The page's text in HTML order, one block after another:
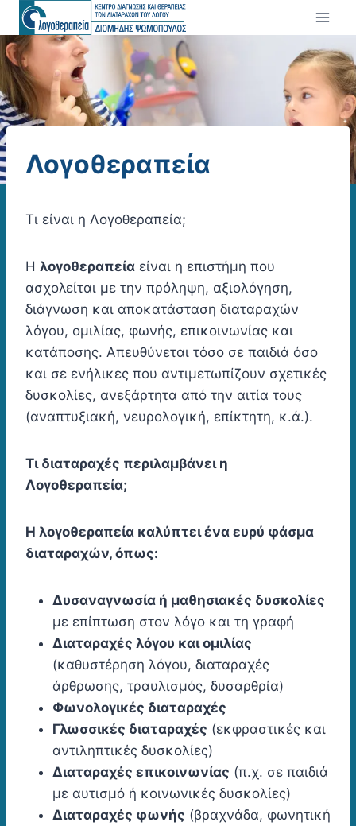
Skip
to
content
Λογοθεραπεία
Τι είναι η Λογοθεραπεία;
Η λογοθεραπεία είναι η επιστήμη που
ασχολείται με την πρόληψη, αξιολόγηση,
διάγνωση και αποκατάσταση διαταραχών
λόγου, ομιλίας, φωνής, επικοινωνίας και
κατάποσης. Απευθύνεται τόσο σε παιδιά όσο
και σε ενήλικες που αντιμετωπίζουν σχετικές
δυσκολίες, ανεξάρτητα από την αιτία τους
(αναπτυξιακή, νευρολογική, επίκτητη, κ.ά.).
Τι διαταραχές περιλαμβάνει η
Λογοθεραπεία;
Η λογοθεραπεία καλύπτει ένα ευρύ φάσμα
διαταραχών, όπως:
Δυσαναγνωσία ή μαθησιακές δυσκολίες
με επίπτωση στον λόγο και τη γραφή
Διαταραχές λόγου και ομιλίας
(καθυστέρηση λόγου, διαταραχές
άρθρωσης, τραυλισμός, δυσαρθρία)
Φωνολογικές διαταραχές
Γλωσσικές διαταραχές (εκφραστικές και
αντιληπτικές δυσκολίες)
Διαταραχές επικοινωνίας (π.χ. σε παιδιά
με αυτισμό ή κοινωνικές δυσκολίες)
Διαταραχές φωνής (βραχνάδα, φωνητική